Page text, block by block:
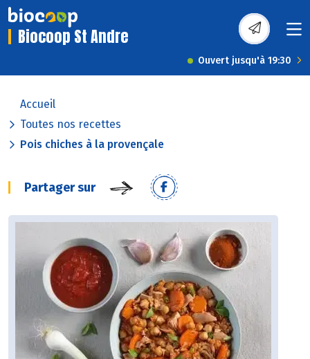
Biocoop St Andre
Ouvert jusqu'à 19:30
Accueil
Toutes nos recettes
Pois chiches à la provençale
Partager sur